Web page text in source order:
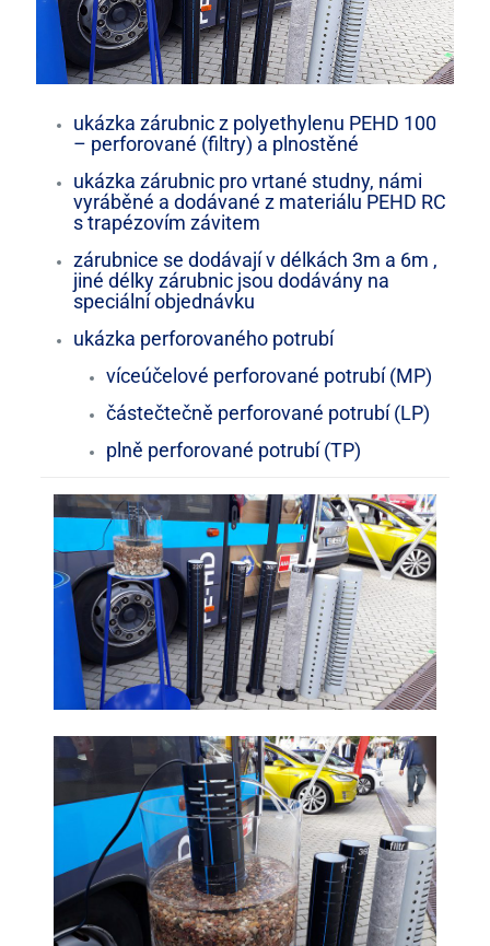
ukázka zárubnic z polyethylenu PEHD 100
– perforované (filtry) a plnostěné
ukázka zárubnic pro vrtané studny, námi
vyráběné a dodávané z materiálu PEHD RC
s trapézovím závitem
zárubnice se dodávají v délkách 3m a 6m ,
jiné délky zárubnic jsou dodávány na
speciální objednávku
ukázka perforovaného potrubí
víceúčelové perforované potrubí (MP)
částečtečně perforované potrubí (LP)
plně perforované potrubí (TP)